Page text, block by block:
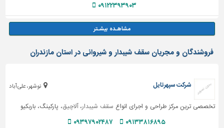
۰۹۱۲۲۳۹۳۹۰۳
فروشندگان و مجریان سقف شیبدار و شیروانی در استان مازندران
نوشهر، علی آباد شرکت سپهرتایل
تخصصی ترین مرکز طراحی و اجرای انواع سقف شیبدار،آلاچیق، پارکینگ، باربکیو
۰۹۱۳۳۸۱۶۸۹۵ ۰۹۳۹۷۹۰۲۴۸۷